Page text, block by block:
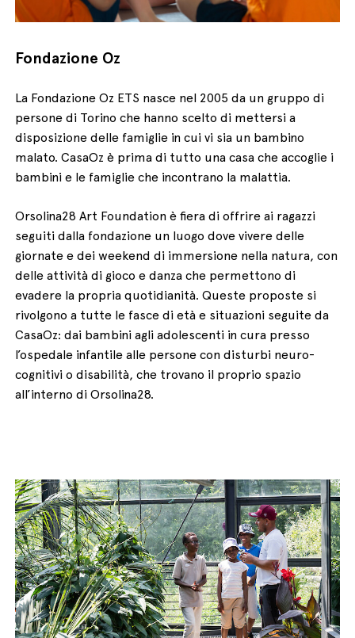
Fondazione Oz
La Fondazione Oz ETS nasce nel 2005 da un gruppo di
persone di Torino che hanno scelto di mettersi a
disposizione delle famiglie in cui vi sia un bambino
malato. CasaOz è prima di tutto una casa che accoglie i
bambini e le famiglie che incontrano la malattia.
Orsolina28 Art Foundation è fiera di offrire ai ragazzi
seguiti dalla fondazione un luogo dove vivere delle
giornate e dei weekend di immersione nella natura, con
delle attività di gioco e danza che permettono di
evadere la propria quotidianità. Queste proposte si
rivolgono a tutte le fasce di età e situazioni seguite da
CasaOz: dai bambini agli adolescenti in cura presso
l’ospedale infantile alle persone con disturbi neuro-
cognitivi o disabilità, che trovano il proprio spazio
all’interno di Orsolina28.